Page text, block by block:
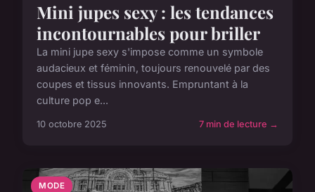
Mini jupes sexy : les tendances
incontournables pour briller
La mini jupe sexy s'impose comme un symbole
audacieux et féminin, toujours renouvelé par des
coupes et tissus innovants. Empruntant à la
culture pop e...
10 octobre 2025 7 min de lecture →
MODE